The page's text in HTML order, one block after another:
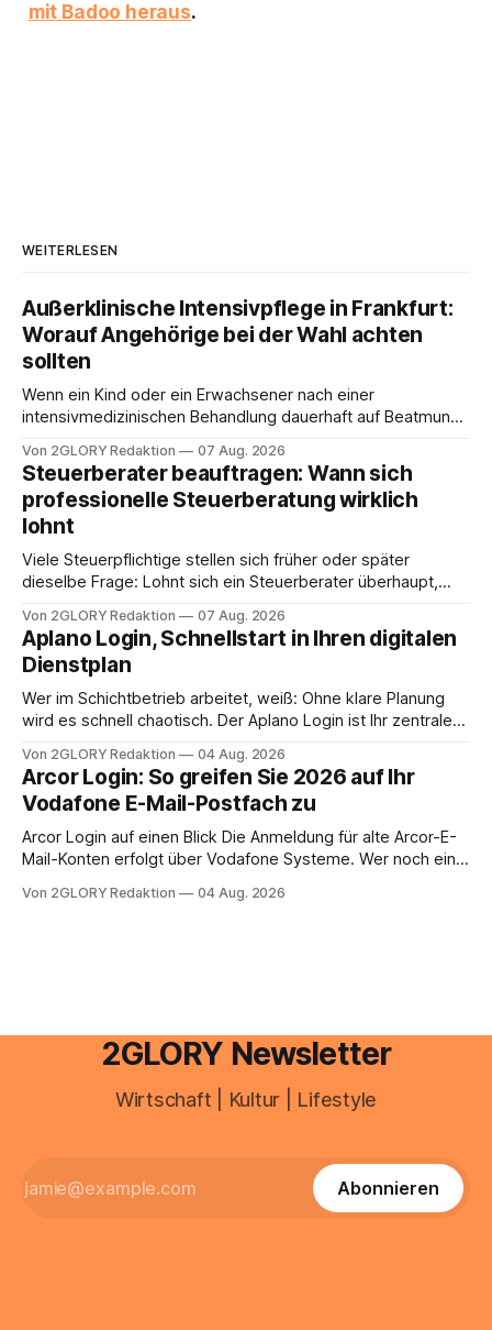
mit Badoo heraus.
WEITERLESEN
Außerklinische Intensivpflege in Frankfurt:
Worauf Angehörige bei der Wahl achten
sollten
Wenn ein Kind oder ein Erwachsener nach einer
intensivmedizinischen Behandlung dauerhaft auf Beatmung
angewiesen ist, stellt sich für Familien eine schwierige
Frage: Muss die Versorgung dauerhaft in der Klinik bleiben –
oder ist ein Leben zu Hause möglich? Die außerklinische
Intensivpflege bietet genau diese Alternative: Sie
Von 2GLORY Redaktion 07 Aug. 2026
Steuerberater beauftragen: Wann sich
professionelle Steuerberatung wirklich
lohnt
Viele Steuerpflichtige stellen sich früher oder später
dieselbe Frage: Lohnt sich ein Steuerberater überhaupt,
erledigen? Die kurze Antwort: Bei einfachen
Einkommensverhältnissen reicht häufig eine Steuersoftware
aus – sobald jedoch mehrere Einkunftsarten
zusammentreffen oder größere finanzielle Veränderungen
anstehen, zahlt sich professionelle Unterstützung meist
Von 2GLORY Redaktion 07 Aug. 2026
Aplano Login, Schnellstart in Ihren digitalen
Dienstplan
Wer im Schichtbetrieb arbeitet, weiß: Ohne klare Planung
wird es schnell chaotisch. Der Aplano Login ist Ihr zentraler
abwesenheiten und die gesamte kommunikation rund um
Ihr personal digital zu organisieren. In diesem Leitfaden
erfahren Sie alles, was Sie für einen reibungslosen Einstieg
brauchen, von der Registrierung
Von 2GLORY Redaktion 04 Aug. 2026
Arcor Login: So greifen Sie 2026 auf Ihr
Vodafone E-Mail-Postfach zu
Arcor Login auf einen Blick Die Anmeldung für alte Arcor-E-
Mail-Konten erfolgt über Vodafone Systeme. Wer noch eine
besitzt, loggt sich heute über das Vodafone E-Mail & Cloud
Von 2GLORY Redaktion 04 Aug. 2026
2GLORY Newsletter
Wirtschaft | Kultur | Lifestyle
Abonnieren